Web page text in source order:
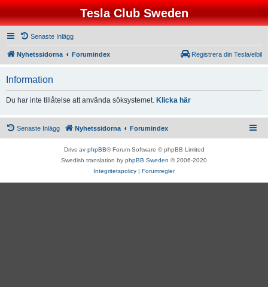
Tesla Club Sweden
Senaste Inlägg
Nyhetssidorna Forumindex Registrera din Tesla/elbil
Information
Du har inte tillåtelse att använda söksystemet. Klicka här
Senaste Inlägg Nyhetssidorna Forumindex
Drivs av phpBB® Forum Software © phpBB Limited
Swedish translation by phpBB Sweden © 2006-2020
Integritetspolicy | Forumregler